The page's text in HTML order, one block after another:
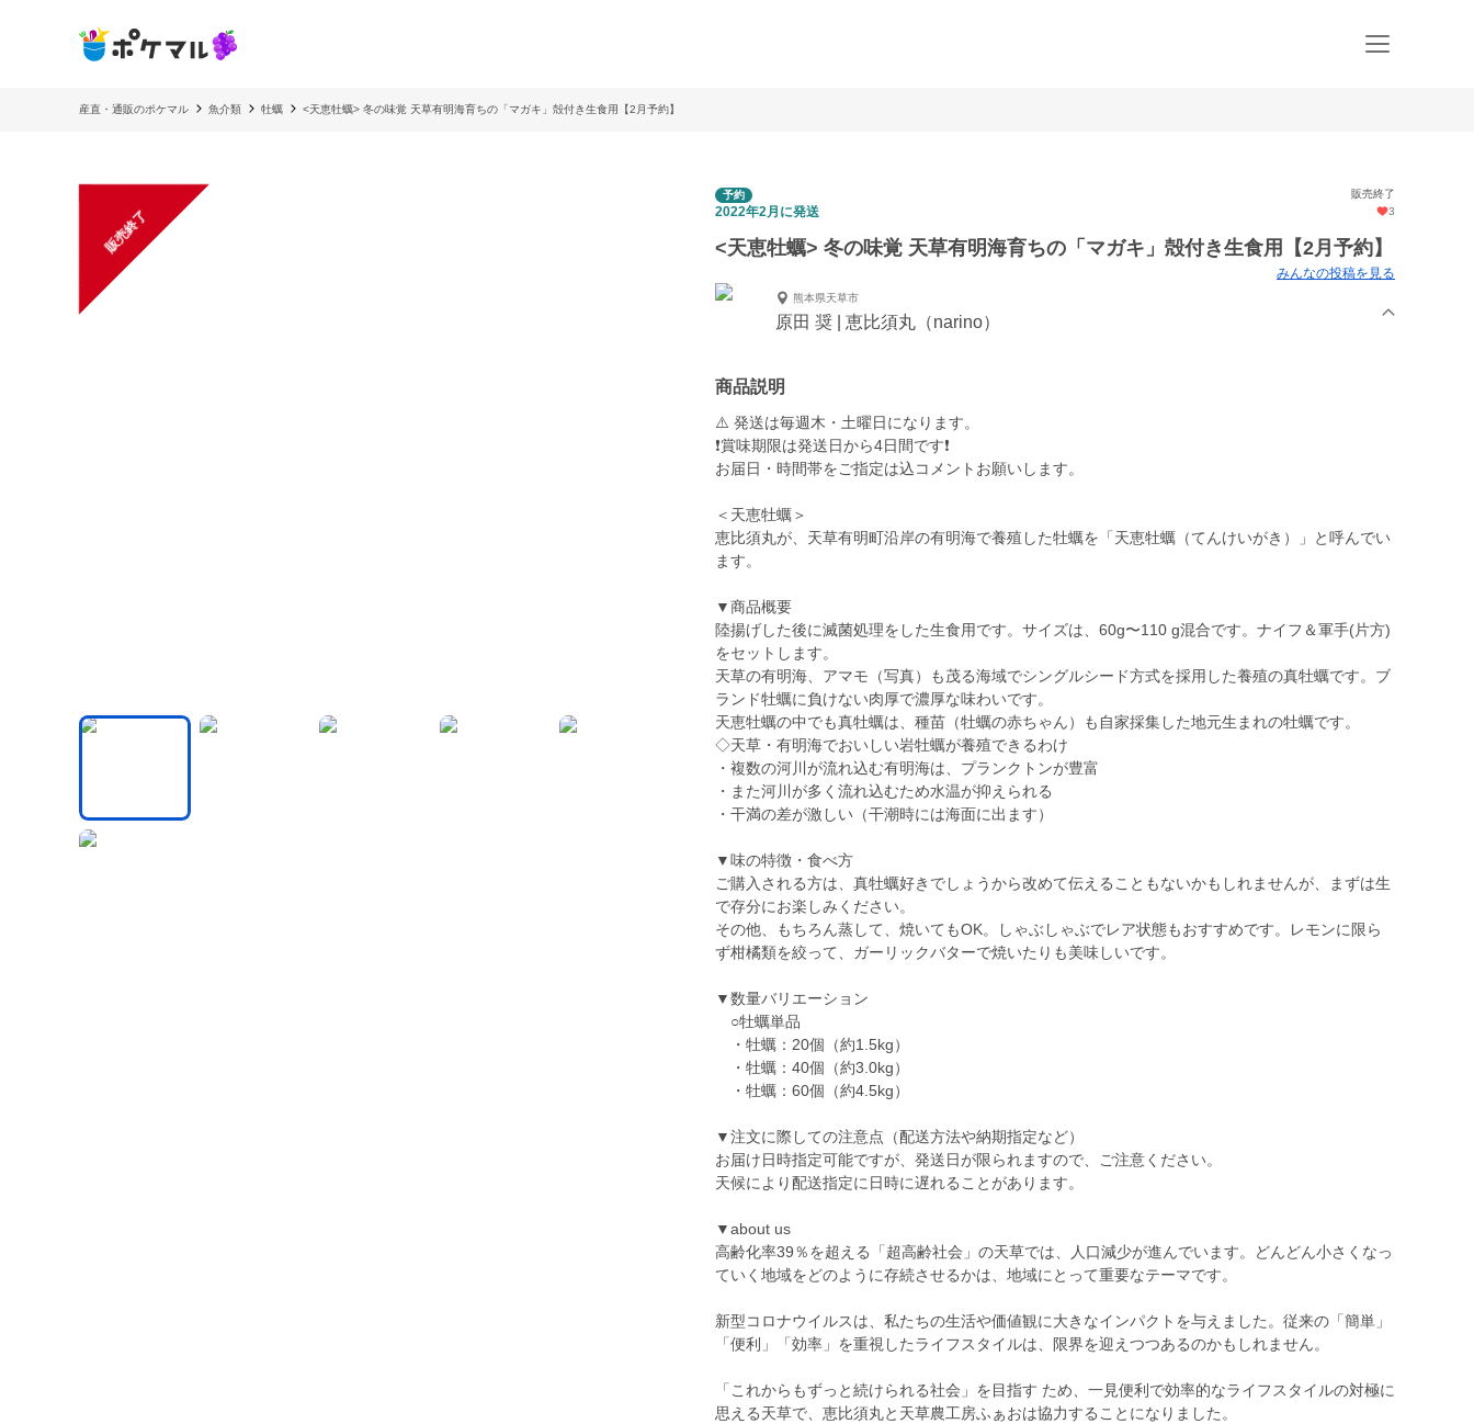
産直・通販のポケマル 魚介類 牡蠣 <天恵牡蠣> 冬の味覚 天草有明海育ちの「マガキ」殻付き生食用【2月予約】
販売終了
予約 販売終了
2022年2月に発送 3
<天恵牡蠣> 冬の味覚 天草有明海育ちの「マガキ」殻付き生食用【2月予約】
みんなの投稿を見る
熊本県天草市
原田 奨 | 恵比須丸（narino）
商品説明
⚠️ 発送は毎週木・土曜日になります。
❗️賞味期限は発送日から4日間です❗️
お届日・時間帯をご指定は込コメントお願いします。
＜天恵牡蠣＞
恵比須丸が、天草有明町沿岸の有明海で養殖した牡蠣を「天恵牡蠣（てんけいがき）」と呼んでい
ます。
▼商品概要
陸揚げした後に滅菌処理をした生食用です。サイズは、60g〜110 g混合です。ナイフ＆軍手(片方)
をセットします。
天草の有明海、アマモ（写真）も茂る海域でシングルシード方式を採用した養殖の真牡蠣です。ブ
ランド牡蠣に負けない肉厚で濃厚な味わいです。
天恵牡蠣の中でも真牡蠣は、種苗（牡蠣の赤ちゃん）も自家採集した地元生まれの牡蠣です。
◇天草・有明海でおいしい岩牡蠣が養殖できるわけ
・複数の河川が流れ込む有明海は、プランクトンが豊富
・また河川が多く流れ込むため水温が抑えられる
・干満の差が激しい（干潮時には海面に出ます）
▼味の特徴・食べ方
ご購入される方は、真牡蠣好きでしょうから改めて伝えることもないかもしれませんが、まずは生
で存分にお楽しみください。
その他、もちろん蒸して、焼いてもOK。しゃぶしゃぶでレア状態もおすすめです。レモンに限ら
ず柑橘類を絞って、ガーリックバターで焼いたりも美味しいです。
▼数量バリエーション
○牡蠣単品
・牡蠣：20個（約1.5kg）
・牡蠣：40個（約3.0kg）
・牡蠣：60個（約4.5kg）
▼注文に際しての注意点（配送方法や納期指定など）
お届け日時指定可能ですが、発送日が限られますので、ご注意ください。
天候により配送指定に日時に遅れることがあります。
​​​▼about us
高齢化率39％を超える「超高齢社会」の天草では、人口減少が進んでいます。どんどん小さくなっ
ていく地域をどのように存続させるかは、地域にとって重要なテーマです。
新型コロナウイルスは、私たちの生活や価値観に大きなインパクトを与えました。従来の「簡単」
「便利」「効率」を重視したライフスタイルは、限界を迎えつつあるのかもしれません。
「これからもずっと続けられる社会」を目指す ため、一見便利で効率的なライフスタイルの対極に
思える天草で、恵比須丸と天草農工房ふぁおは協力することになりました。